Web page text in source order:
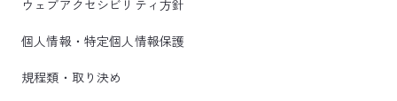
ウェブアクセシビリティ方針
個人情報・特定個人情報保護
規程類・取り決め